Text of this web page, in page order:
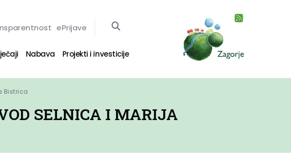
ePrijave
Nabava Projekti i investicije
Bistrica
SELNICA I MARIJA